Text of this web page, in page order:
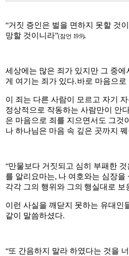
“거짓 증인은 벌을 면하지 못할 것
망할 것이니라”(잠언 19:9).
세상에는 많은 죄가 있지만 그 중에
게 여기는 죄가 있다.바로 마음으로
이 죄는 다른 사람이 모르고 자기
정상적으로 작동하는 사람만이 안
은 마음으로 죄를 지으면서도 그것
나 하나님은 마음 속 깊은 곳까지
“만물보다 거짓되고 심히 부패한
를 알리 요마는, 나 여호와는 심장을
각각 그의 행위와 그의 행실대로 보
이런 사실을 깨닫지 못하는 유대인
같이 말씀하셨다.
“또 간음하지 말라 하였다는 것을